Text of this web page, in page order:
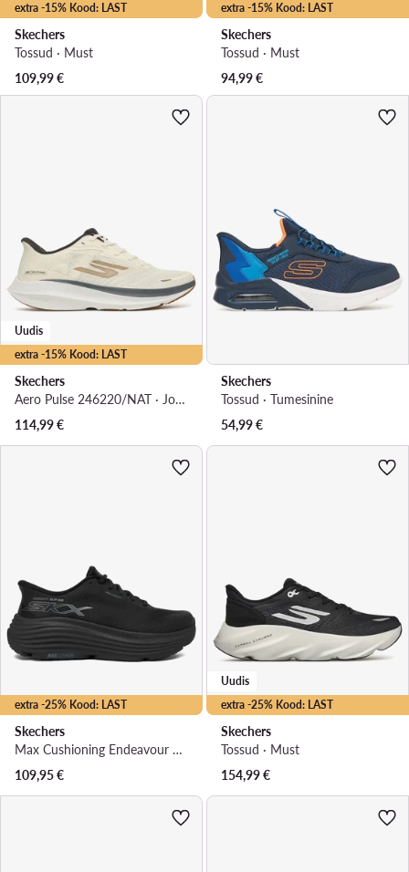
extra -15% Kood: LAST
Skechers
Tossud · Must
109,99€
extra -15% Kood: LAST
Skechers
Tossud · Must
94,99€
extra -15% Kood: LAST
Uudis
Skechers
Aero Pulse 246220/NAT · Jooksujalatsid
114,99€
Skechers
Tossud · Tumesinine
54,99€
extra -25% Kood: LAST
Skechers
Max Cushioning Endeavour 129473/BBK · Jooksujalatsid
109,95€
extra -25% Kood: LAST
Uudis
Skechers
Tossud · Must
154,99€